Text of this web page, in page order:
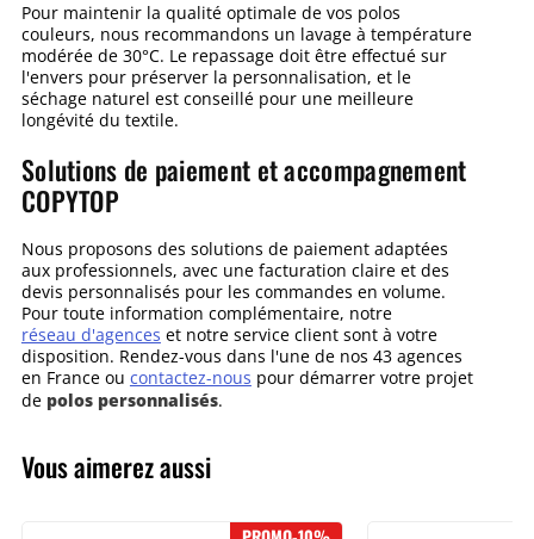
Pour maintenir la qualité optimale de vos polos
couleurs, nous recommandons un lavage à température
modérée de 30°C. Le repassage doit être effectué sur
l'envers pour préserver la personnalisation, et le
séchage naturel est conseillé pour une meilleure
longévité du textile.
Solutions de paiement et accompagnement
COPYTOP
Nous proposons des solutions de paiement adaptées
aux professionnels, avec une facturation claire et des
devis personnalisés pour les commandes en volume.
Pour toute information complémentaire, notre
réseau d'agences et notre service client sont à votre
disposition. Rendez-vous dans l'une de nos 43 agences
en France ou contactez-nous pour démarrer votre projet
de polos personnalisés.
Vous aimerez aussi